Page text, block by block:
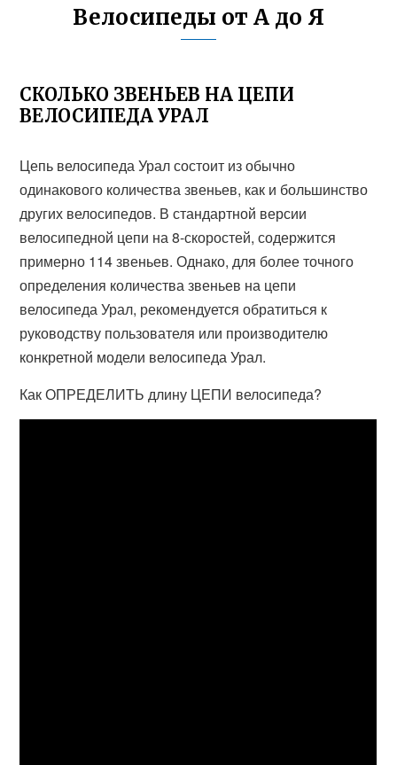
Велосипеды от А до Я
СКОЛЬКО ЗВЕНЬЕВ НА ЦЕПИ
ВЕЛОСИПЕДА УРАЛ
Цепь велосипеда Урал состоит из обычно
одинакового количества звеньев, как и большинство
других велосипедов. В стандартной версии
велосипедной цепи на 8-скоростей, содержится
примерно 114 звеньев. Однако, для более точного
определения количества звеньев на цепи
велосипеда Урал, рекомендуется обратиться к
руководству пользователя или производителю
конкретной модели велосипеда Урал.
Как ОПРЕДЕЛИТЬ длину ЦЕПИ велосипеда?